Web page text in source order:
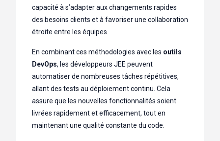
capacité à s’adapter aux changements rapides
des besoins clients et à favoriser une collaboration
étroite entre les équipes.
En combinant ces méthodologies avec les outils
DevOps, les développeurs JEE peuvent
automatiser de nombreuses tâches répétitives,
allant des tests au déploiement continu. Cela
assure que les nouvelles fonctionnalités soient
livrées rapidement et efficacement, tout en
maintenant une qualité constante du code.